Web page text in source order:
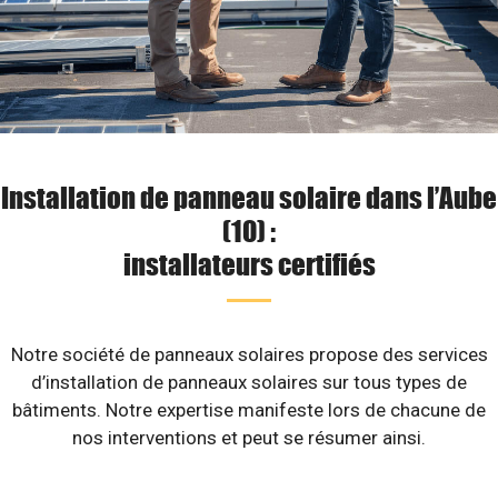
Installation de panneau solaire dans l’Aube
(10) :
installateurs certifiés
Notre société de panneaux solaires propose des services
d’installation de panneaux solaires sur tous types de
bâtiments. Notre expertise manifeste lors de chacune de
nos interventions et peut se résumer ainsi.